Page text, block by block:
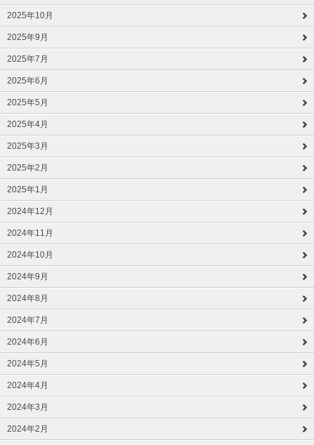
2025年10月
2025年9月
2025年7月
2025年6月
2025年5月
2025年4月
2025年3月
2025年2月
2025年1月
2024年12月
2024年11月
2024年10月
2024年9月
2024年8月
2024年7月
2024年6月
2024年5月
2024年4月
2024年3月
2024年2月